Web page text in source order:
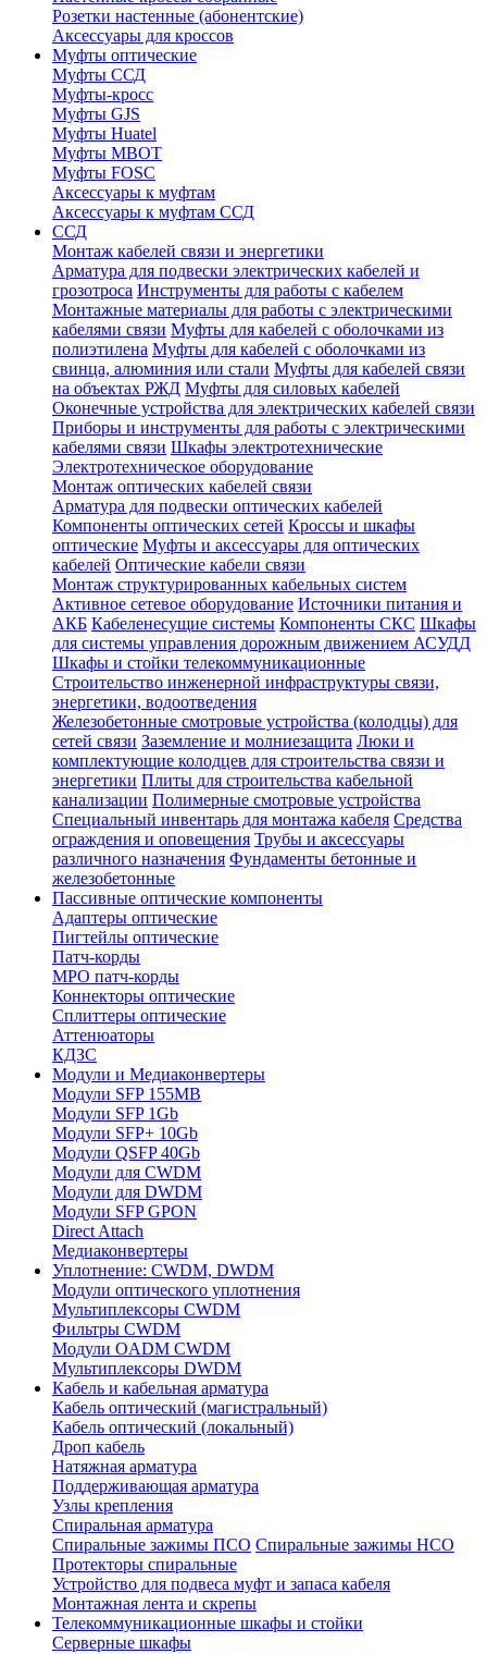
Розетки настенные (абонентские)
Аксессуары для кроссов
Муфты оптические
Муфты ССД
Муфты-кросс
Муфты GJS
Муфты Huatel
Муфты МВОТ
Муфты FOSC
Аксессуары к муфтам
Аксессуары к муфтам ССД
ССД
Монтаж кабелей связи и энергетики
Арматура для подвески электрических кабелей и
грозотроса Инструменты для работы с кабелем
Монтажные материалы для работы с электрическими
кабелями связи Муфты для кабелей с оболочками из
полиэтилена Муфты для кабелей с оболочками из
свинца, алюминия или стали Муфты для кабелей связи
на объектах РЖД Муфты для силовых кабелей
Оконечные устройства для электрических кабелей связи
Приборы и инструменты для работы с электрическими
кабелями связи Шкафы электротехнические
Электротехническое оборудование
Монтаж оптических кабелей связи
Арматура для подвески оптических кабелей
Компоненты оптических сетей Кроссы и шкафы
оптические Муфты и аксессуары для оптических
кабелей Оптические кабели связи
Монтаж структурированных кабельных систем
Активное сетевое оборудование Источники питания и
АКБ Кабеленесущие системы Компоненты СКС Шкафы
для системы управления дорожным движением АСУДД
Шкафы и стойки телекоммуникационные
Строительство инженерной инфраструктуры связи,
энергетики, водоотведения
Железобетонные смотровые устройства (колодцы) для
сетей связи Заземление и молниезащита Люки и
комплектующие колодцев для строительства связи и
энергетики Плиты для строительства кабельной
канализации Полимерные смотровые устройства
Специальный инвентарь для монтажа кабеля Средства
ограждения и оповещения Трубы и аксессуары
различного назначения Фундаменты бетонные и
железобетонные
Пассивные оптические компоненты
Адаптеры оптические
Пигтейлы оптические
Патч-корды
MPO патч-корды
Коннекторы оптические
Сплиттеры оптические
Аттенюаторы
КДЗС
Модули и Медиаконвертеры
Модули SFP 155MB
Модули SFP 1Gb
Модули SFP+ 10Gb
Модули QSFP 40Gb
Модули для CWDM
Модули для DWDM
Модули SFP GPON
Direct Attach
Медиаконвертеры
Уплотнение: CWDM, DWDM
Модули оптического уплотнения
Мультиплексоры CWDM
Фильтры CWDM
Модули OADM CWDM
Мультиплексоры DWDM
Кабель и кабельная арматура
Кабель оптический (магистральный)
Кабель оптический (локальный)
Дроп кабель
Натяжная арматура
Поддерживающая арматура
Узлы крепления
Спиральная арматура
Спиральные зажимы ПСО Спиральные зажимы НСО
Протекторы спиральные
Устройство для подвеса муфт и запаса кабеля
Монтажная лента и скрепы
Телекоммуникационные шкафы и стойки
Серверные шкафы